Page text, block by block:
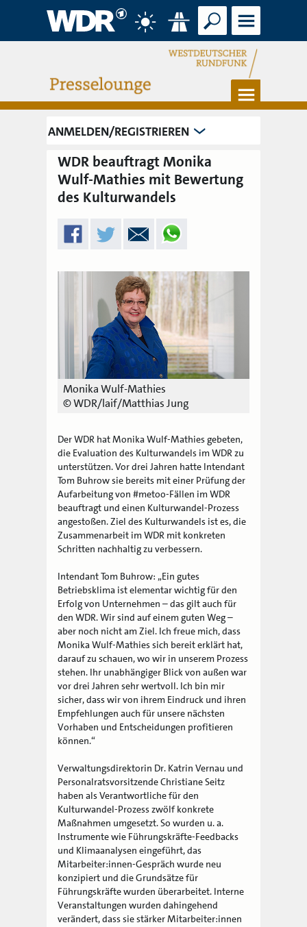
Verkehr
Suche Menü
Menü
ANMELDEN/REGISTRIEREN
WDR beauftragt Monika
Wulf-Mathies mit Bewertung
des Kulturwandels
Monika Wulf-Mathies
© WDR/laif/Matthias Jung
Der WDR hat Monika Wulf-Mathies gebeten,
die Evaluation des Kulturwandels im WDR zu
unterstützen. Vor drei Jahren hatte Intendant
Tom Buhrow sie bereits mit einer Prüfung der
Aufarbeitung von #metoo-Fällen im WDR
beauftragt und einen Kulturwandel-Prozess
angestoßen. Ziel des Kulturwandels ist es, die
Zusammenarbeit im WDR mit konkreten
Schritten nachhaltig zu verbessern.
Intendant Tom Buhrow: „Ein gutes
Betriebsklima ist elementar wichtig für den
Erfolg von Unternehmen – das gilt auch für
den WDR. Wir sind auf einem guten Weg –
aber noch nicht am Ziel. Ich freue mich, dass
Monika Wulf-Mathies sich bereit erklärt hat,
darauf zu schauen, wo wir in unserem Prozess
stehen. Ihr unabhängiger Blick von außen war
vor drei Jahren sehr wertvoll. Ich bin mir
sicher, dass wir von ihrem Eindruck und ihren
Empfehlungen auch für unsere nächsten
Vorhaben und Entscheidungen profitieren
können.“
Verwaltungsdirektorin Dr. Katrin Vernau und
Personalratsvorsitzende Christiane Seitz
haben als Verantwortliche für den
Kulturwandel-Prozess zwölf konkrete
Maßnahmen umgesetzt. So wurden u. a.
Instrumente wie Führungskräfte-Feedbacks
und Klimaanalysen eingeführt, das
Mitarbeiter:innen-Gespräch wurde neu
konzipiert und die Grundsätze für
Führungskräfte wurden überarbeitet. Interne
Veranstaltungen wurden dahingehend
verändert, dass sie stärker Mitarbeiter:innen